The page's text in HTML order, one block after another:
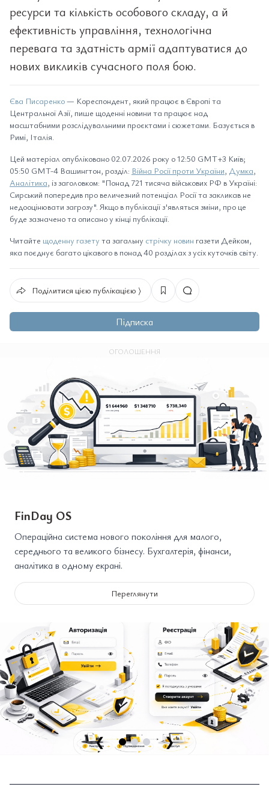
ресурси та кількість особового складу, а й
ефективність управління, технологічна
перевага та здатність армії адаптуватися до
нових викликів сучасного поля бою.
Єва Писаренко— Кореспондент, який працює в Європі та
Центральної Азії, пише щоденні новини та працює над
масштабними розслідувальними проєктами і сюжетами. Базується в
Римі, Італія.
Цей матеріал опубліковано 02.07.2026 року о 12:50 GMT+3 Київ;
05:50 GMT-4 Вашингтон, розділ: Війна Росії проти України, Думка,
Аналітика, із заголовком: "Понад 721 тисяча військових РФ в Україні:
Сирський попередив про величезний потенціал Росії та закликав не
недооцінювати загрозу". Якщо в публікації з'являться зміни, про це
буде зазначено та описано у кінці публікації.
Читайте щоденну газету та загальну стрічку новин газети Дейком,
яка поєднує багато цікавого в понад 40 розділах з усіх куточків світу.
Поділитися цією публікацією ⟩
Підписка
ОГОЛОШЕННЯ
FinDay OS
Операційна система нового покоління для малого,
середнього та великого бізнесу. Бухгалтерія, фінанси,
аналітика в одному екрані.
Переглянути
❮ ❯